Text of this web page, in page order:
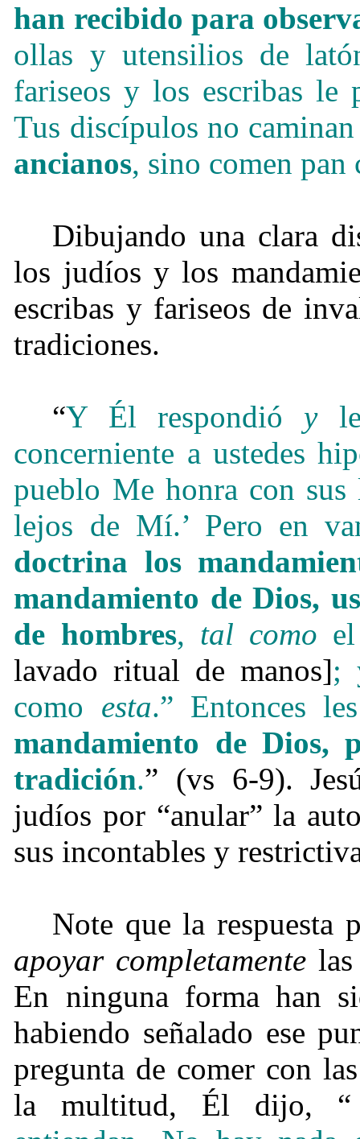
han recibido para
ollas y utensilios de
fariseos y los escribas le
Tus discípulos no
ancianos, sino comen
Dibujando una clara
los judíos y los
escribas y fariseos de
tradiciones.
“Y Él respondió y
concerniente a ustedes
pueblo Me honra con sus
lejos de Mí.’ Pero en
doctrina los
mandamiento de Dios,
de hombres, tal como
lavado ritual de manos];
como esta.” Entonces
mandamiento de
tradición.” (vs 6-9).
judíos por “anular” la
sus incontables y
Note que la respuesta
apoyar completamente
En ninguna forma han
habiendo señalado ese
pregunta de comer con
la multitud, Él dijo,